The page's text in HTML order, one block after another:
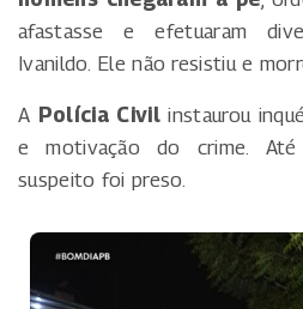
afastasse e efetuaram
Ivanildo. Ele não resistiu e
A Polícia Civilinstaurou
e motivação do crime. Até
suspeito foi preso.